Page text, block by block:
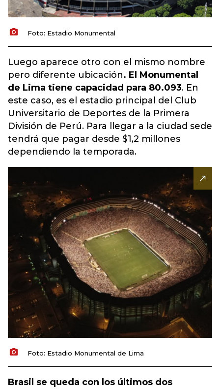
Foto: Estadio Monumental
Luego aparece otro con el mismo nombre
pero diferente ubicación. El Monumental
de Lima tiene capacidad para 80.093. En
este caso, es el estadio principal del Club
Universitario de Deportes de la Primera
División de Perú. Para llegar a la ciudad sede
tendrá que pagar desde $1,2 millones
dependiendo la temporada.
Foto: Estadio Monumental de Lima
Brasil se queda con los últimos dos